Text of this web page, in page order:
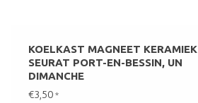
KOELKAST MAGNEET KERAMIEK
SEURAT PORT-EN-BESSIN, UN
DIMANCHE
€3,50 *